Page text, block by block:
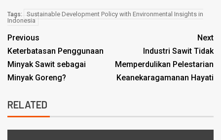
Tags:
Sustainable Development Policy with Environmental Insights in
Indonesia
Previous
Keterbatasan Penggunaan
Minyak Sawit sebagai
Minyak Goreng?
Next
Industri Sawit Tidak
Memperdulikan Pelestarian
Keanekaragamanan Hayati
RELATED